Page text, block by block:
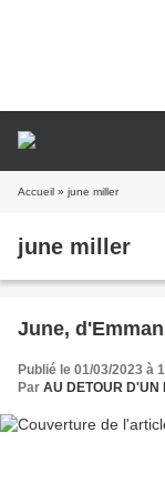
Accueil » june miller
june miller
June,
Publié le 01/03/2023 à
Par AU DETOUR D'UN